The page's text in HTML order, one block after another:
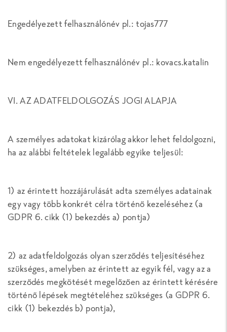
Engedélyezett felhasználónév pl.: tojas777
Nem engedélyezett felhasználónév pl.: kovacs.katalin
VI. AZ ADATFELDOLGOZÁS JOGI ALAPJA
A személyes adatokat kizárólag akkor lehet feldolgozni,
ha az alábbi feltételek legalább egyike teljesül:
1) az érintett hozzájárulását adta személyes adatainak
egy vagy több konkrét célra történő kezeléséhez (a
GDPR 6. cikk (1) bekezdés a) pontja)
2) az adatfeldolgozás olyan szerződés teljesítéséhez
szükséges, amelyben az érintett az egyik fél, vagy az a
szerződés megkötését megelőzően az érintett kérésére
történő lépések megtételéhez szükséges (a GDPR 6.
cikk (1) bekezdés b) pontja),